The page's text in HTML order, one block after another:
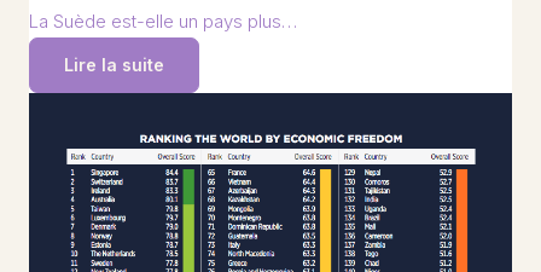
La Suède est-elle un pays plus…
Lire la suite